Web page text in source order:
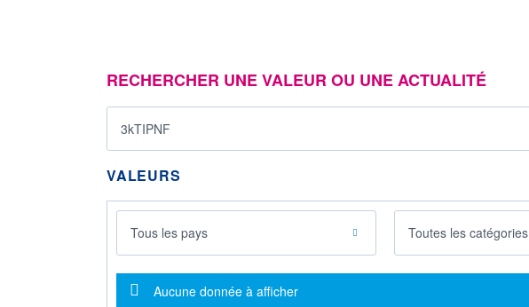
RECHERCHER UNE VALEUR OU UNE ACTUALITÉ
VALEURS
Tous les pays Toutes les catégories
Message d'information
Aucune donnée à afficher